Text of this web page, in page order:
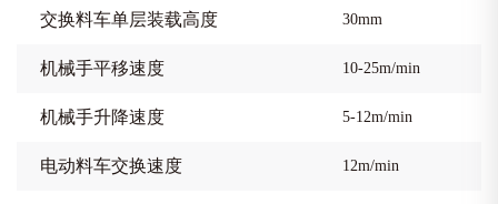
交换料车单层装载高度 30mm
机械手平移速度 10-25m/min
机械手升降速度 5-12m/min
电动料车交换速度 12m/min